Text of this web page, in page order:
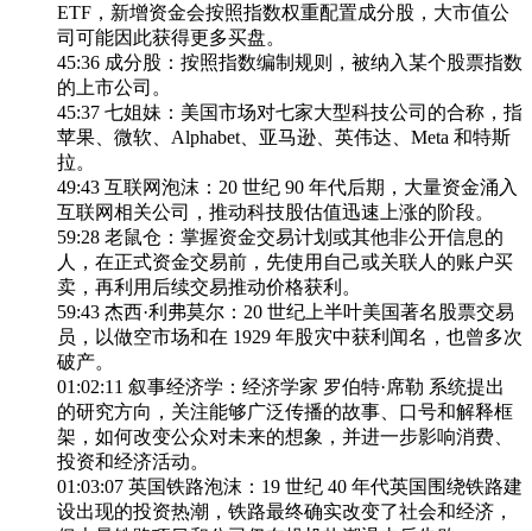
ETF，新增资金会按照指数权重配置成分股，大市值公
司可能因此获得更多买盘。
45:36 成分股：按照指数编制规则，被纳入某个股票指数
的上市公司。
45:37 七姐妹：美国市场对七家大型科技公司的合称，指
苹果、微软、Alphabet、亚马逊、英伟达、Meta 和特斯
拉。
49:43 互联网泡沫：20 世纪 90 年代后期，大量资金涌入
互联网相关公司，推动科技股估值迅速上涨的阶段。
59:28 老鼠仓：掌握资金交易计划或其他非公开信息的
人，在正式资金交易前，先使用自己或关联人的账户买
卖，再利用后续交易推动价格获利。
59:43 杰西·利弗莫尔：20 世纪上半叶美国著名股票交易
员，以做空市场和在 1929 年股灾中获利闻名，也曾多次
破产。
01:02:11 叙事经济学：经济学家 罗伯特·席勒 系统提出
的研究方向，关注能够广泛传播的故事、口号和解释框
架，如何改变公众对未来的想象，并进一步影响消费、
投资和经济活动。
01:03:07 英国铁路泡沫：19 世纪 40 年代英国围绕铁路建
设出现的投资热潮，铁路最终确实改变了社会和经济，